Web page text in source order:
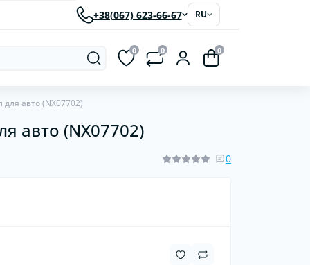
+38(067) 623-66-67 RU
Светодиодные автолампы
0 0 0
авто (NX07702)
авто (NX07702)
0